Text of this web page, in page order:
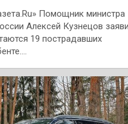
Помощник министра
Алексей Кузнецов
19 пострадавших